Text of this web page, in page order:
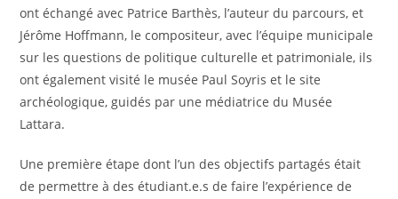
ont échangé avec Patrice Barthès, l’auteur du parcours, et
Jérôme Hoffmann, le compositeur, avec l’équipe municipale
sur les questions de politique culturelle et patrimoniale, ils
ont également visité le musée Paul Soyris et le site
archéologique, guidés par une médiatrice du Musée
Lattara.
Une première étape dont l’un des objectifs partagés était
de permettre à des étudiant.e.s de faire l’expérience de